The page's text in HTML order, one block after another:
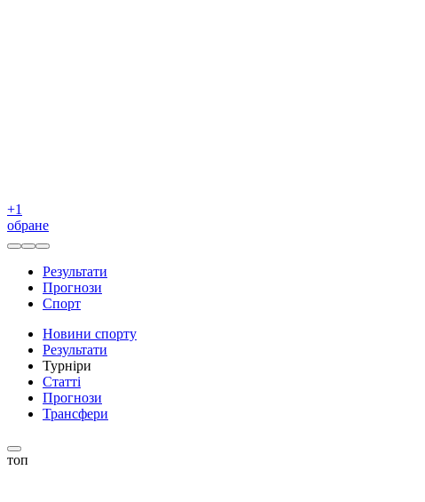
+1
обране
Результати
Прогнози
Спорт
Новини спорту
Результати
Турніри
Статті
Прогнози
Трансфери
топ